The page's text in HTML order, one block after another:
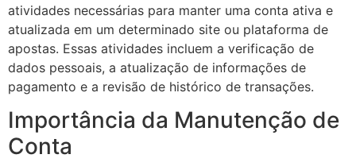
atividades necessárias para manter uma conta ativa e
atualizada em um determinado site ou plataforma de
apostas. Essas atividades incluem a verificação de
dados pessoais, a atualização de informações de
pagamento e a revisão de histórico de transações.
Importância da Manutenção de
Conta